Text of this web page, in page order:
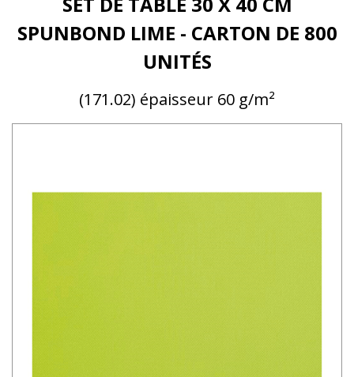
SPUNBOND LIME - CARTON DE 800
UNITÉS
(171.02) épaisseur 60 g/m²